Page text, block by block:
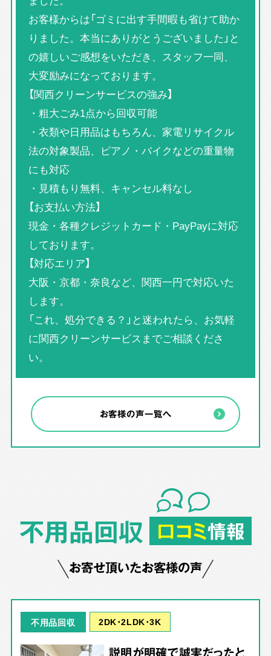
お客様からは「ゴミに出す手間暇も省けて助か
りました。本当にありがとうございました」と
の嬉しいご感想をいただき、スタッフ一同、
大変励みになっております。
【関西クリーンサービスの強み】
・粗大ごみ1点から回収可能
・衣類や日用品はもちろん、家電リサイクル
法の対象製品、ピアノ・バイクなどの重量物
にも対応
・見積もり無料、キャンセル料なし
【お支払い方法】
現金・各種クレジットカード・PayPayに対応
しております。
【対応エリア】
大阪・京都・奈良など、関西一円で対応いた
します。
「これ、処分できる？」と迷われたら、お気軽
に関西クリーンサービスまでご相談くださ
い。
お客様の声一覧へ
不用品回収 口コミ情報
お寄せ頂いたお客様の声
不用品回収 2DK･2LDK･3K
説明が明確で誠実だったと